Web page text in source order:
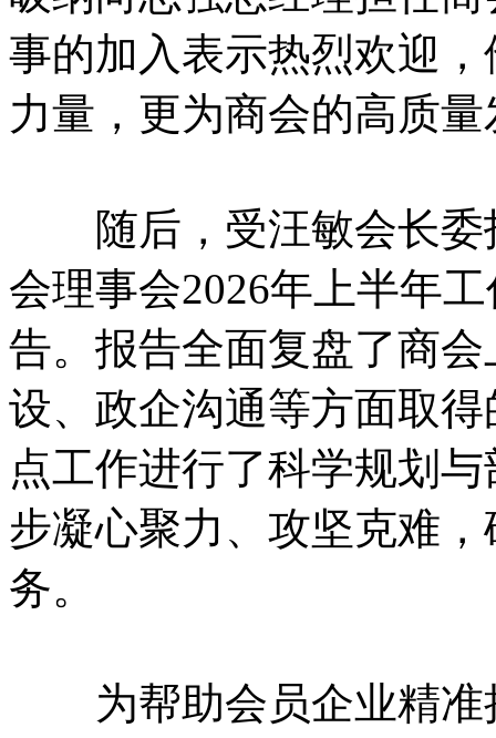
事的加入表示热烈欢迎
力量，更为商会的高质
随后，受汪敏会长委
会理事会2026年上半年
告。报告全面复盘了商
设、政企沟通等方面取
点工作进行了科学规划
步凝心聚力、攻坚克难
务。
为帮助会员企业精准